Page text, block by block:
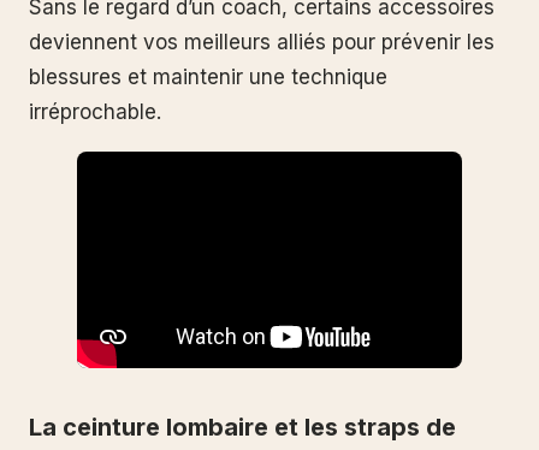
Sans le regard d’un coach, certains accessoires
deviennent vos meilleurs alliés pour prévenir les
blessures et maintenir une technique
irréprochable.
La ceinture lombaire et les straps de